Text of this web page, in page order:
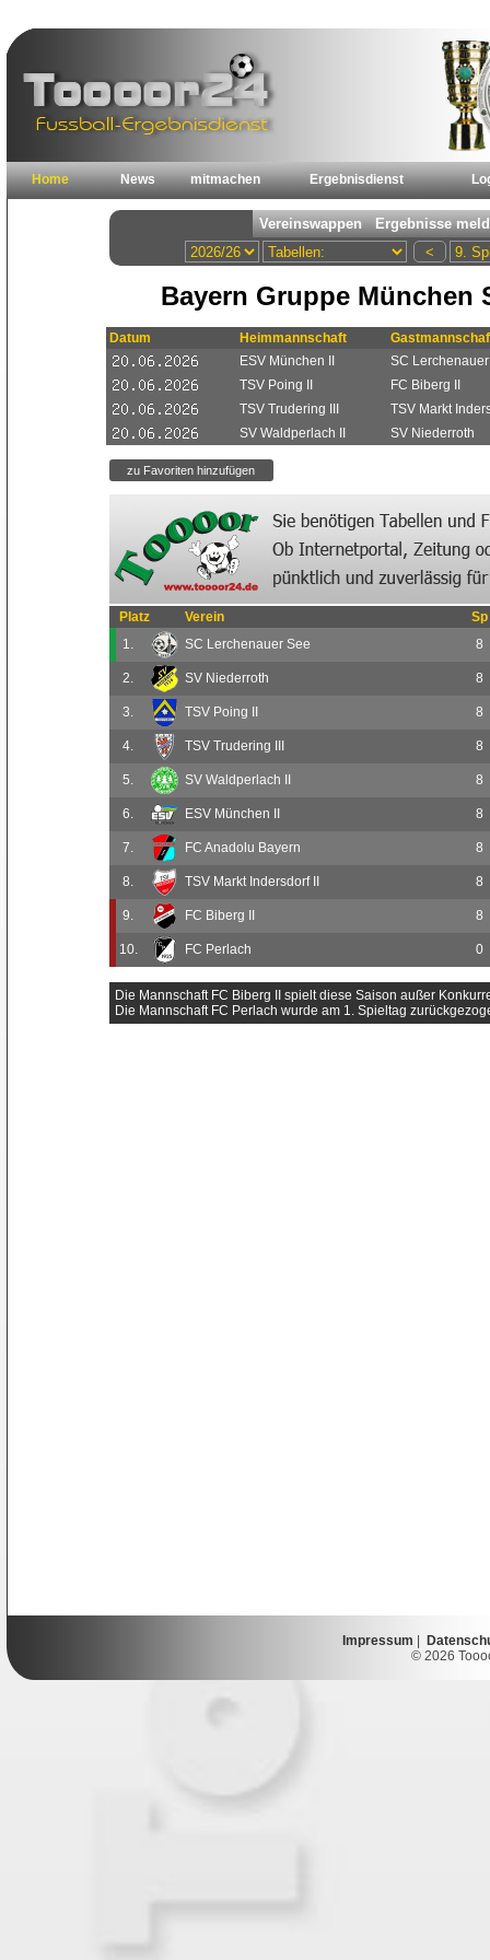
Home News mitmachen Ergebnisdienst
Bayern Gruppe München
Datum Heimmannschaft
ESV München II
SC
TSV Poing II
FC Biberg II
TSV Trudering III
TSV Markt
SV Waldperlach II
SV Niederroth
Platz Verein
Sp
1.
SC Lerchenauer See 8
2. SV Niederroth 8
3. TSV Poing II 8
4. TSV Trudering III 8
5. SV Waldperlach II 8
6. ESV München II 8
7. FC Anadolu Bayern 8
8. TSV Markt Indersdorf II 8
9. FC Biberg II 8
10. FC Perlach 0
Die Mannschaft FC Biberg II spielt diese Saison außer
Die Mannschaft FC Perlach wurde am 1. Spieltag
Impressum
© 2026